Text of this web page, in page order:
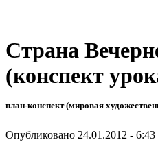
Страна
(конспект
план-конспект (мировая
Опубликовано 24.01.2012 - 6:43